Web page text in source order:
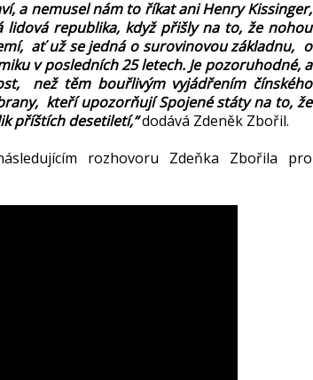
a nemusel nám to říkat ani Henry Kissinger,
lidová republika, když přišly na to, že nohou
ať už se jedná o surovinovou základnu, o
v posledních 25 letech. Je pozoruhodné, a
než těm bouřlivým vyjádřením čínského
kteří upozorňují Spojené státy na to, že
příštích desetiletí,“dodává Zdeněk Zbořil.
rozhovoru Zdeňka Zbořila pro